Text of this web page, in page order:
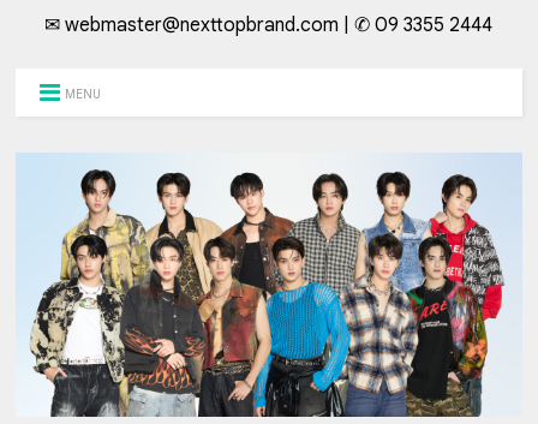
✉ webmaster@nexttopbrand.com | ✆ 09 3355 2444
MENU